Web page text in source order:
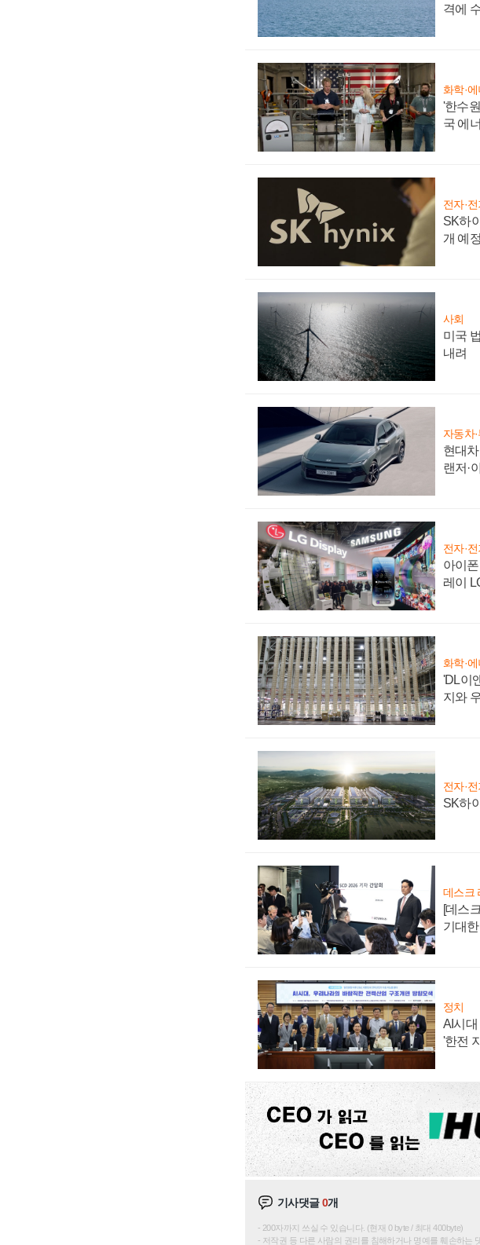
격에
화학·
'한수
국 에
전자·
SK하
개 예정
사회
미국
내려
자동차
현대
랜저·
전자·
아이
레이
화학·
'DL이
지와
전자·
SK하
데스크
[데스
기대
정치
AI시대
'한전
기사댓글0개
200자까지 쓰실 수 있습니다. (현재 0 byte / 최대 400byte)
저작권 등 다른 사람의 권리를 침해하거나 명예를 훼손하는